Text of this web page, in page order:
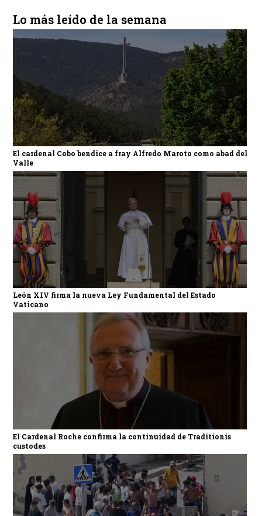
Lo más leído de la semana
El cardenal Cobo bendice a fray Alfredo Maroto como abad del
Valle
León XIV firma la nueva Ley Fundamental del Estado
Vaticano
El Cardenal Roche confirma la continuidad de Traditionis
custodes